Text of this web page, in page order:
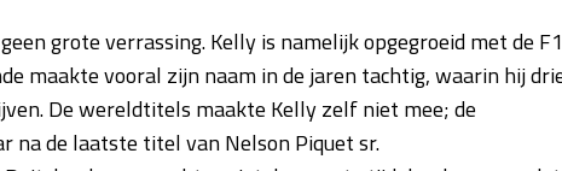
grote verrassing. Kelly is namelijk opgegroeid met de
maakte vooral zijn naam in de jaren tachtig, waarin hij
De wereldtitels maakte Kelly zelf niet mee; de
na de laatste titel van Nelson Piquet sr.